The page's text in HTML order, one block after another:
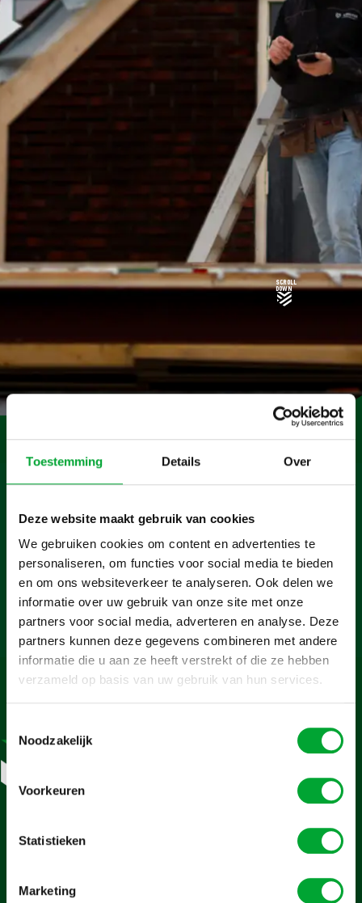
Toestemming Details Over
Deze website maakt gebruik van cookies
We gebruiken cookies om content en advertenties te
personaliseren, om functies voor social media te bieden
en om ons websiteverkeer te analyseren. Ook delen we
informatie over uw gebruik van onze site met onze
partners voor social media, adverteren en analyse. Deze
partners kunnen deze gegevens combineren met andere
informatie die u aan ze heeft verstrekt of die ze hebben
verzameld op basis van uw gebruik van hun services.
Noodzakelijk
Voorkeuren
Statistieken
Marketing
scroll
down
Maatwerk uitbouw met
minimale overlast
We bouwen de uitbouw prefab in onze eigen werkplaats.
Daardoor verkorten we de bouwtijd op locatie en beperken we de
overlast. Alles wordt vooraf op maat gemaakt en daarna snel
geplaatst. Of je nu een moderne uitbreiding wilt of een naadloze
aansluiting op je bestaande woning: we zorgen dat het geheel
klopt, van binnen én van buiten.
een paar vierkante meter
woongenot en woningwaarde.
Bij Schooten Houtbouw